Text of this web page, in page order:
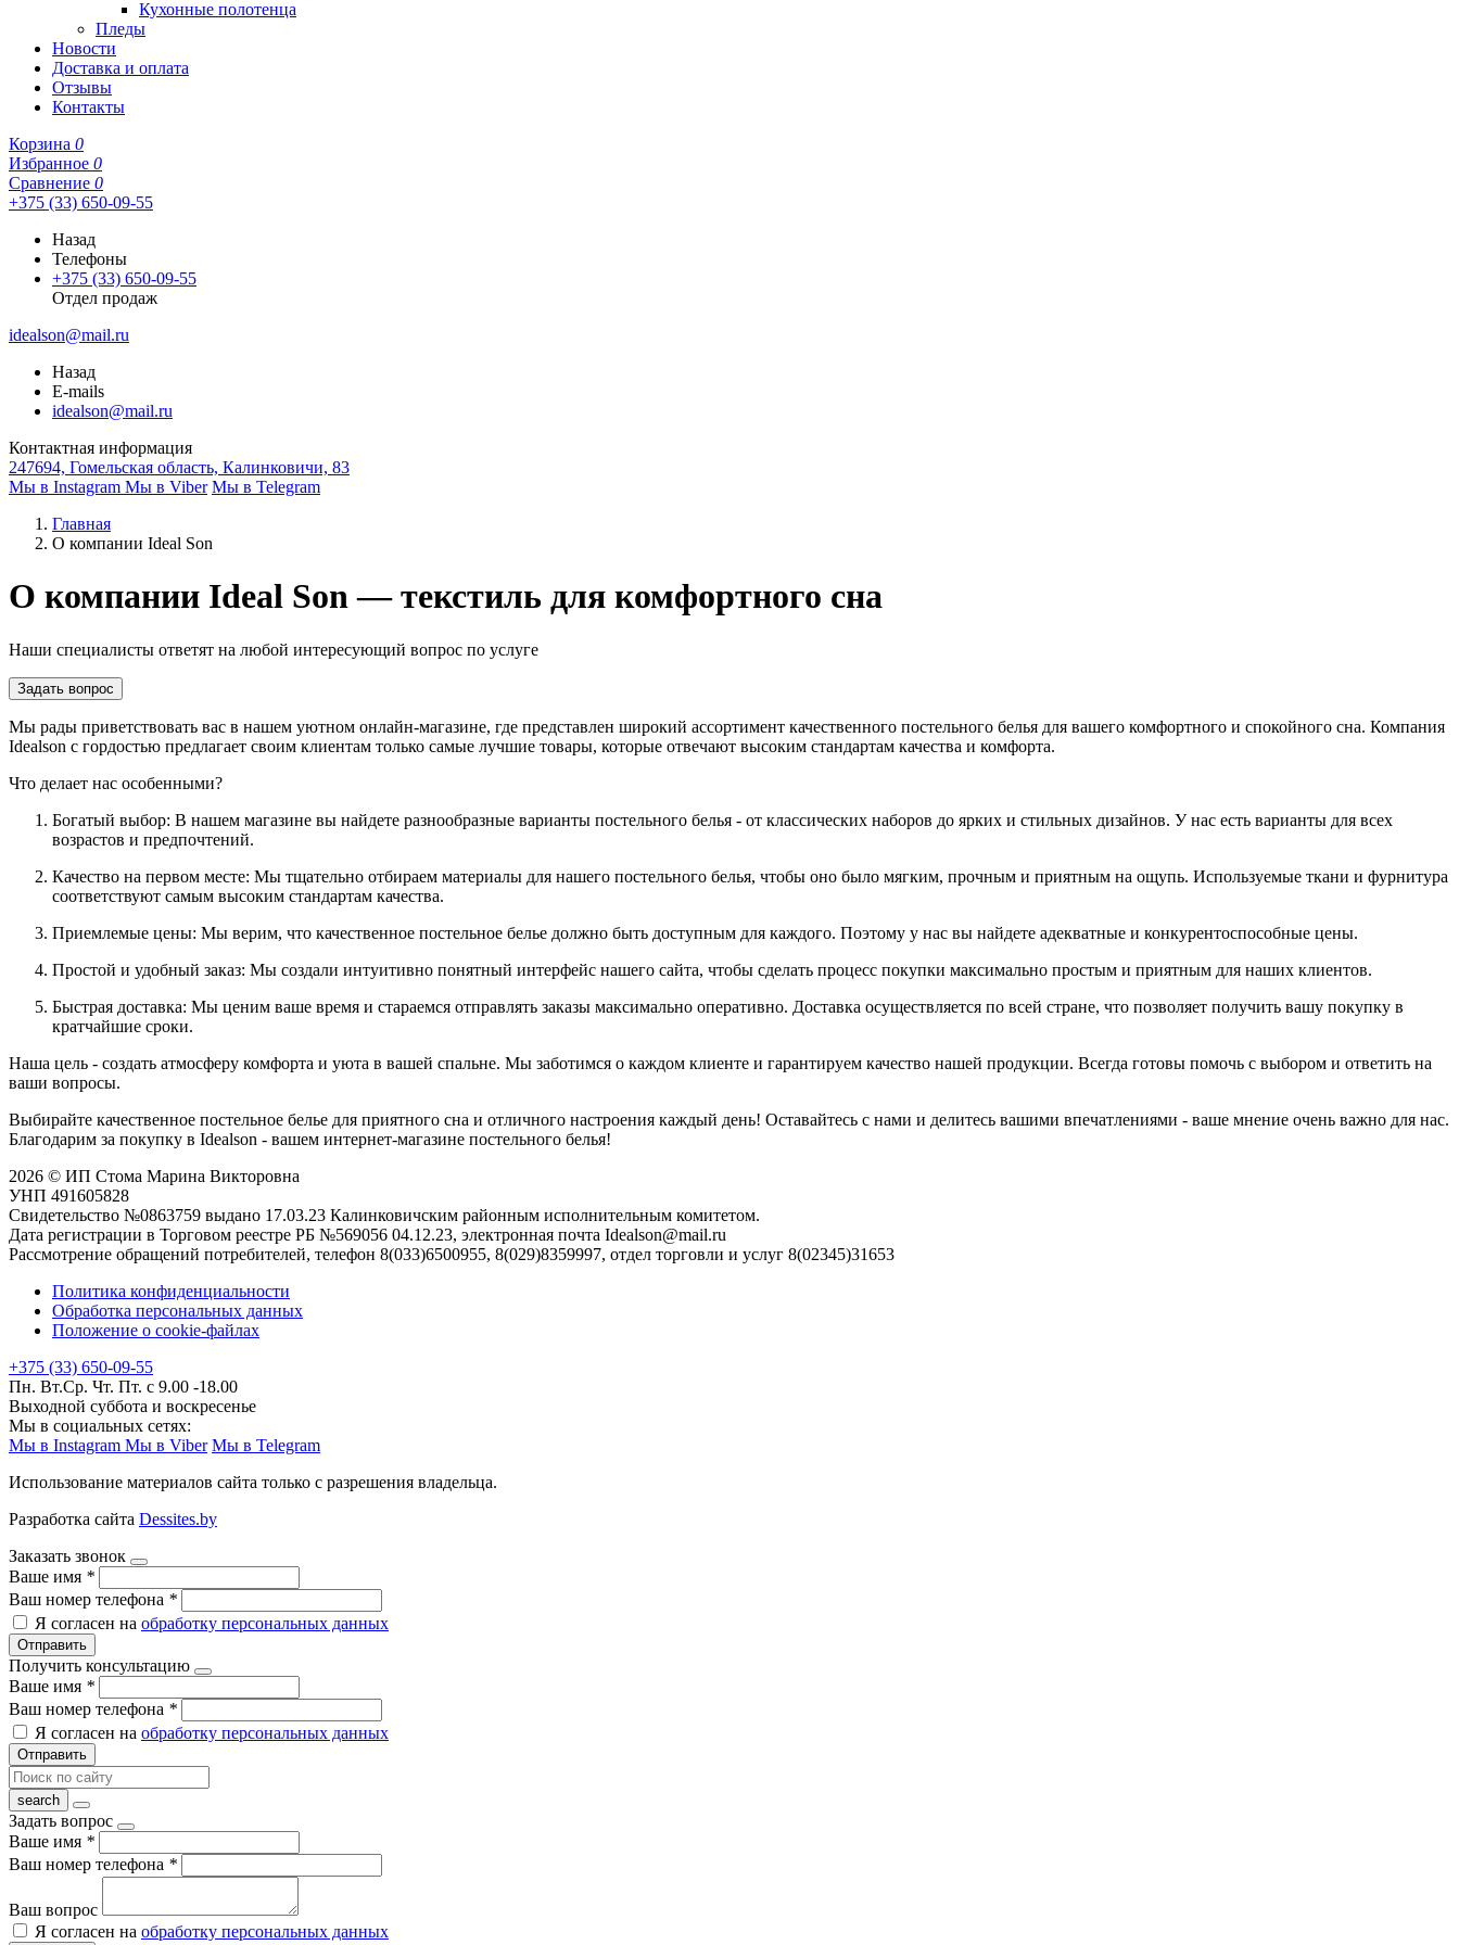
Кухонные полотенца
Пледы
Новости
Доставка и оплата
Отзывы
Контакты
Корзина 0
Избранное 0
Сравнение 0
+375 (33) 650-09-55
Назад
Телефоны
+375 (33) 650-09-55
Отдел продаж
idealson@mail.ru
Назад
E-mails
idealson@mail.ru
Контактная информация
247694, Гомельская область, Калинковичи, 83
Мы в Instagram Мы в Viber Мы в Telegram
Главная
О компании Ideal Son
О компании Ideal Son — текстиль для комфортного сна
Наши специалисты ответят на любой интересующий вопрос по услуге
Задать вопрос
Мы рады приветствовать вас в нашем уютном онлайн-магазине, где представлен широкий ассортимент качественного постельного белья для вашего комфортного и спокойного сна. Компания
Idealson с гордостью предлагает своим клиентам только самые лучшие товары, которые отвечают высоким стандартам качества и комфорта.
Что делает нас особенными?
Богатый выбор: В нашем магазине вы найдете разнообразные варианты постельного белья - от классических наборов до ярких и стильных дизайнов. У нас есть варианты для всех
возрастов и предпочтений.
Качество на первом месте: Мы тщательно отбираем материалы для нашего постельного белья, чтобы оно было мягким, прочным и приятным на ощупь. Используемые ткани и фурнитура
соответствуют самым высоким стандартам качества.
Приемлемые цены: Мы верим, что качественное постельное белье должно быть доступным для каждого. Поэтому у нас вы найдете адекватные и конкурентоспособные цены.
Простой и удобный заказ: Мы создали интуитивно понятный интерфейс нашего сайта, чтобы сделать процесс покупки максимально простым и приятным для наших клиентов.
Быстрая доставка: Мы ценим ваше время и стараемся отправлять заказы максимально оперативно. Доставка осуществляется по всей стране, что позволяет получить вашу покупку в
кратчайшие сроки.
Наша цель - создать атмосферу комфорта и уюта в вашей спальне. Мы заботимся о каждом клиенте и гарантируем качество нашей продукции. Всегда готовы помочь с выбором и ответить на
ваши вопросы.
Выбирайте качественное постельное белье для приятного сна и отличного настроения каждый день! Оставайтесь с нами и делитесь вашими впечатлениями - ваше мнение очень важно для нас.
Благодарим за покупку в Idealson - вашем интернет-магазине постельного белья!
2026 © ИП Стома Марина Викторовна
УНП 491605828
Свидетельство №0863759 выдано 17.03.23 Калинковичским районным исполнительным комитетом.
Дата регистрации в Торговом реестре РБ №569056 04.12.23, электронная почта Idealson@mail.ru
Рассмотрение обращений потребителей, телефон 8(033)6500955, 8(029)8359997, отдел торговли и услуг 8(02345)31653
Политика конфиденциальности
Обработка персональных данных
Положение о cookie-файлах
+375 (33) 650-09-55
Пн. Вт.Ср. Чт. Пт. с 9.00 -18.00
Выходной суббота и воскресенье
Мы в социальных сетях:
Мы в Instagram Мы в Viber Мы в Telegram
Использование материалов сайта только с разрешения владельца.
Разработка сайта Dessites.by
Заказать звонок
Ваше имя *
Ваш номер телефона *
Я согласен на обработку персональных данных
Отправить
Получить консультацию
Ваше имя *
Ваш номер телефона *
Я согласен на обработку персональных данных
Отправить
Задать вопрос
Ваше имя *
Ваш номер телефона *
Ваш вопрос
Я согласен на обработку персональных данных